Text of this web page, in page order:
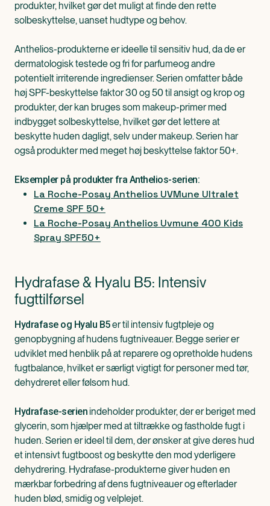
produkter, hvilket gør det muligt at finde den rette
solbeskyttelse, uanset hudtype og behov.
Anthelios-produkterne er ideelle til sensitiv hud, da de er
dermatologisk testede og fri for parfumeog andre
potentielt irriterende ingredienser. Serien omfatter både
høj SPF-beskyttelse faktor 30 og 50 til ansigt og krop og
produkter, der kan bruges som makeup-primer med
indbygget solbeskyttelse, hvilket gør det lettere at
beskytte huden dagligt, selv under makeup. Serien har
også produkter med meget høj beskyttelse faktor 50+.
Eksempler på produkter fra Anthelios-serien:
La Roche-Posay Anthelios UVMune Ultralet
Creme SPF 50+
La Roche-Posay Anthelios Uvmune 400 Kids
Spray SPF50+
Hydrafase & Hyalu B5: Intensiv
fugttilførsel
Hydrafase og Hyalu B5er til intensiv fugtpleje og
genopbygning af hudens fugtniveauer. Begge serier er
udviklet med henblik på at reparere og opretholde hudens
fugtbalance, hvilket er særligt vigtigt for personer med tør,
dehydreret eller følsom hud.
Hydrafase-serienindeholder produkter, der er beriget med
glycerin, som hjælper med at tiltrække og fastholde fugt i
huden. Serien er ideel til dem, der ønsker at give deres hud
et intensivt fugtboost og beskytte den mod yderligere
dehydrering. Hydrafase-produkterne giver huden en
mærkbar forbedring af dens fugtniveauer og efterlader
huden blød, smidig og velplejet.